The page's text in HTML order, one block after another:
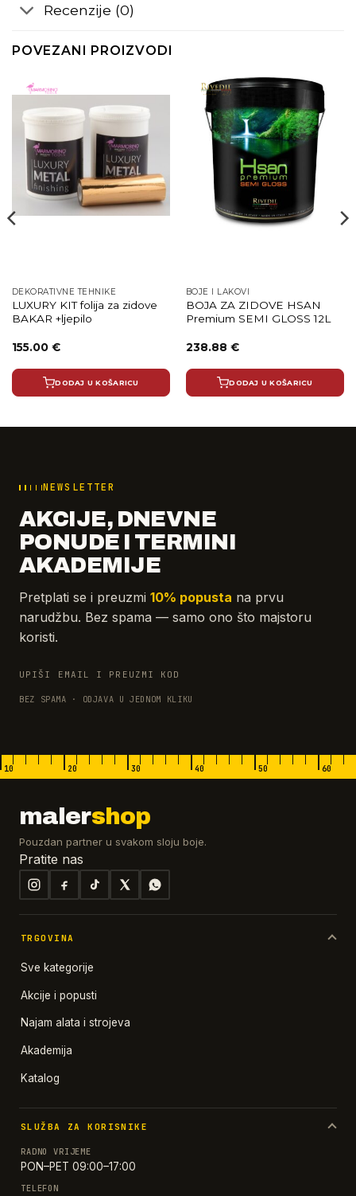
Recenzije (0)
POVEZANI PROIZVODI
DEKORATIVNE TEHNIKE
LUXURY KIT folija za zidove
BAKAR +ljepilo
155.00 €
DODAJ U KOŠARICU
BOJE I LAKOVI
BOJA ZA ZIDOVE HSAN
Premium SEMI GLOSS 12L
238.88 €
DODAJ U KOŠARICU
NEWSLETTER
AKCIJE, DNEVNE
PONUDE I TERMINI
AKADEMIJE
Pretplati se i preuzmi 10% popusta na prvu
narudžbu. Bez spama — samo ono što majstoru
koristi.
UPIŠI EMAIL I PREUZMI KOD
BEZ SPAMA · ODJAVA U JEDNOM KLIKU
10 20 30 40 50 60
malershop
Pouzdan partner u svakom sloju boje.
Pratite nas
TRGOVINA
Sve kategorije
Akcije i popusti
Najam alata i strojeva
Akademija
Katalog
SLUŽBA ZA KORISNIKE
RADNO VRIJEME
PON–PET 09:00–17:00
TELEFON